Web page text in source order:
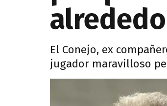
El Conejo, ex
jugador maravilloso